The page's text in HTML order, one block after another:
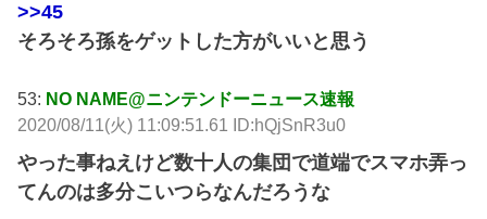
>>45
そろそろ孫をゲットした方がいいと思う
53: NO NAME@ニンテンドーニュース速報
2020/08/11(火) 11:09:51.61 ID:hQjSnR3u0
やった事ねえけど数十人の集団で道端でスマホ弄っ
てんのは多分こいつらなんだろうな